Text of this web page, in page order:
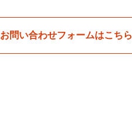
お問い合わせフォームはこちら